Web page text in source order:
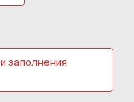
заполнения